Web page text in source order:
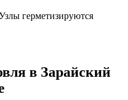
герметизируются
в Зарайский